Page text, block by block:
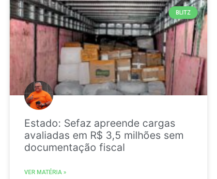
BLITZ
Estado: Sefaz apreende cargas
avaliadas em R$ 3,5 milhões sem
documentação fiscal
VER MATÉRIA »